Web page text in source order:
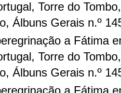
Torre do
Álbuns Gerais n.º
a Fátima
Torre do
Álbuns Gerais n.º